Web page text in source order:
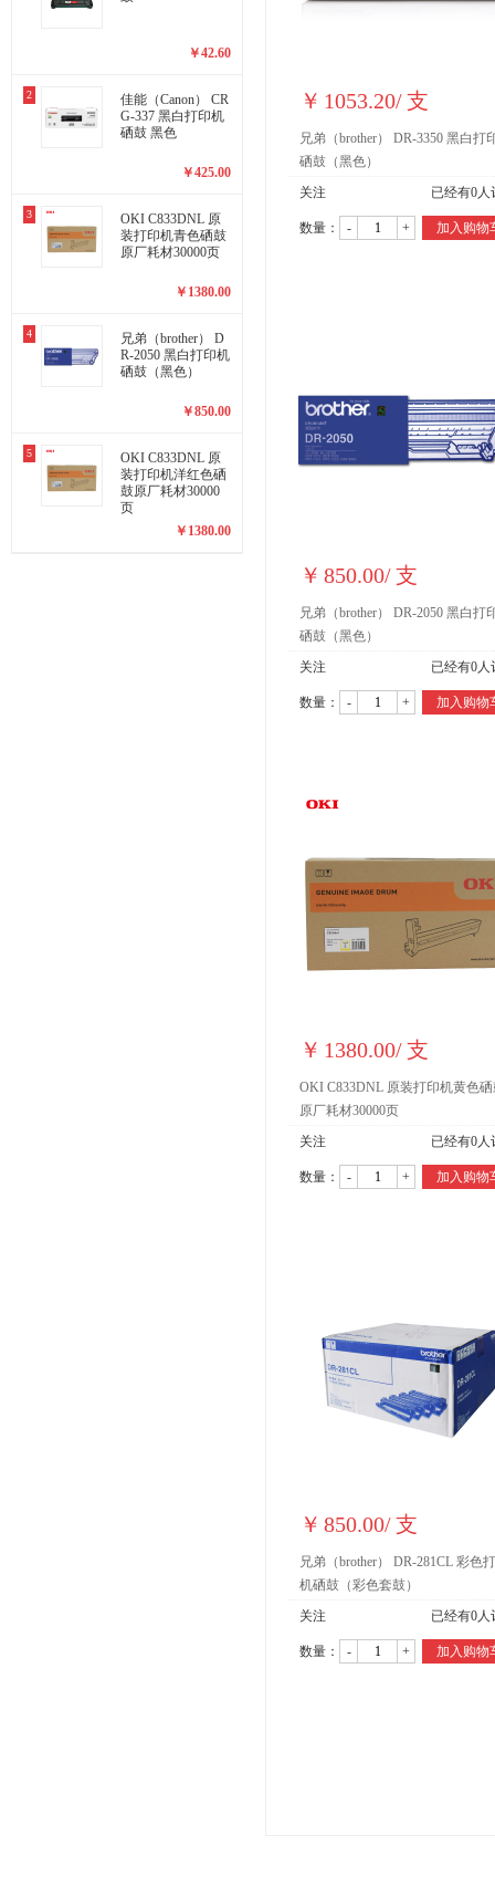
￥42.60
2
佳能（Canon） CR
G-337 黑白打印机
硒鼓 黑色
￥425.00
3
OKI C833DNL 原
装打印机青色硒鼓
原厂耗材30000页
￥ 1380.00
4
兄弟（brother） D
R-2050 黑白打印机
硒鼓（黑色）
￥850.00
5
OKI C833DNL 原
装打印机洋红色硒
鼓原厂耗材30000
页
￥ 1380.00
￥ 1053.20/支
兄弟（brother） DR-3350 黑白打
硒鼓（黑色）
关注
已经有0人
数量： - + 加入购物
￥ 850.00/支
兄弟（brother） DR-2050 黑白打
硒鼓（黑色）
关注
已经有0人
数量： - + 加入购物
￥ 1380.00/支
OKI C833DNL 原装打印机黄色
原厂耗材30000页
关注
已经有0人
数量： - + 加入购物
￥ 850.00/支
兄弟（brother） DR-281CL 彩色
机硒鼓（彩色套鼓）
关注
已经有0人
数量： - + 加入购物